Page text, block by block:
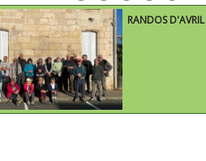
RANDOS